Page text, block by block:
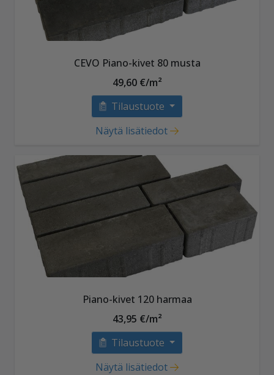
CEVO Piano-kivet 80 musta
49,60 €/m²
Tilaustuote
Näytä lisätiedot
Piano-kivet 120 harmaa
43,95 €/m²
Tilaustuote
Näytä lisätiedot